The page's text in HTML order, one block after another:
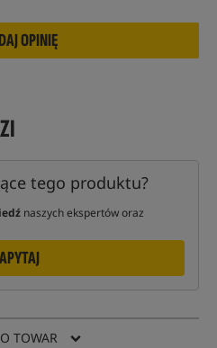
tego produktu?
naszych ekspertów oraz
TOWAR